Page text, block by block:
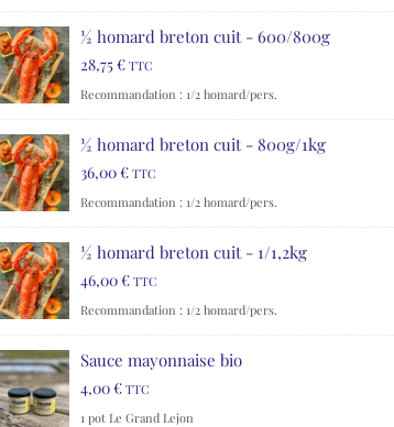
½ homard breton cuit - 600/800g
28,75€ TTC
Recommandation : 1/2 homard/pers.
½ homard breton cuit - 800g/1kg
36,00€ TTC
Recommandation : 1/2 homard/pers.
½ homard breton cuit - 1/1,2kg
46,00€ TTC
Recommandation : 1/2 homard/pers.
Sauce mayonnaise bio
4,00€ TTC
1 pot Le Grand Lejon